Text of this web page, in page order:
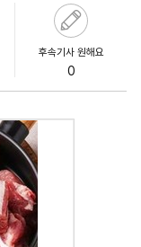
후속기사 원해요
0